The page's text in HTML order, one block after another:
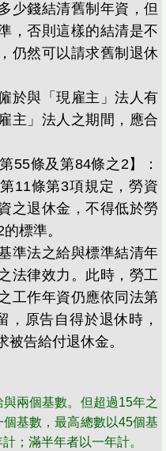
少錢結清舊制年資，但
，否則這樣的結清是不
仍然可以請求舊制退休
於與「現雇主」法人有
主」法人之期間，應合
55條及第84條之2】：
11條第3項規定，勞資
之退休金，不得低於勞
標準。
準法之給與標準結清年
法律效力。此時，勞工
工作年資仍應依同法第
，原告自得於退休時，
告給付退休金。
兩個基數。但超過15年之
基數，最高總數以45個基
；滿半年者以一年計。